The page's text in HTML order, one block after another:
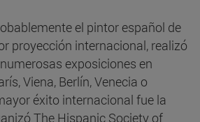
el pintor español de
proyección internacional, realizó
exposiciones en
Viena, Berlín, Venecia o
éxito internacional fue la
The Hispanic Society of